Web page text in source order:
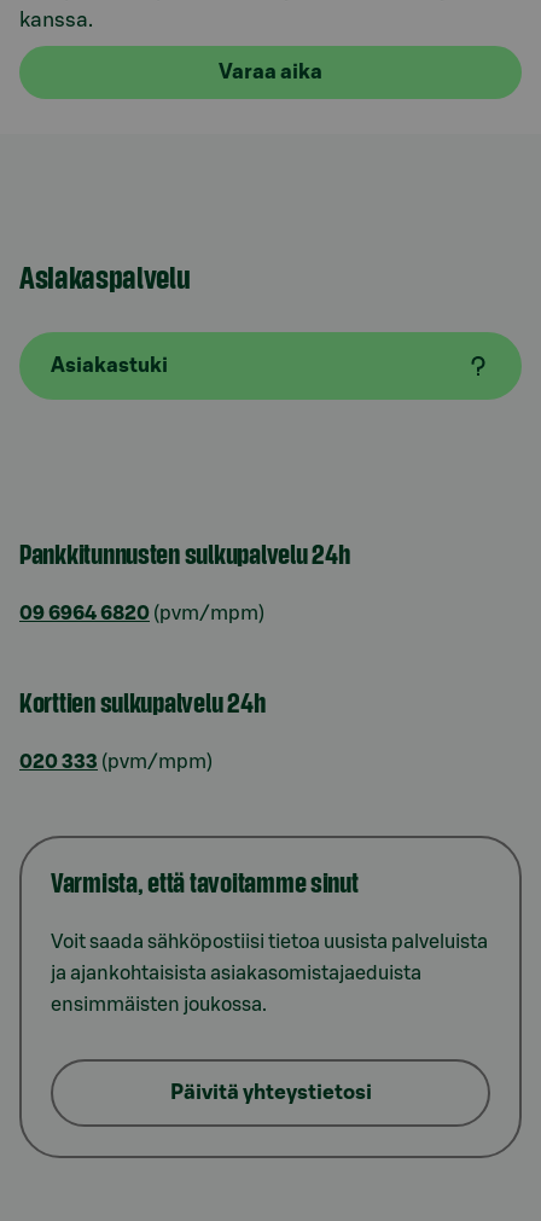
kanssa.
Varaa aika
Asiakaspalvelu
Asiakastuki
Pankkitunnusten sulkupalvelu 24h
09 6964 6820 (pvm/mpm)
Korttien sulkupalvelu 24h
020 333 (pvm/mpm)
Varmista, että tavoitamme sinut
Voit saada sähköpostiisi tietoa uusista palveluista
ja ajankohtaisista asiakasomistajaeduista
ensimmäisten joukossa.
Päivitä yhteystietosi